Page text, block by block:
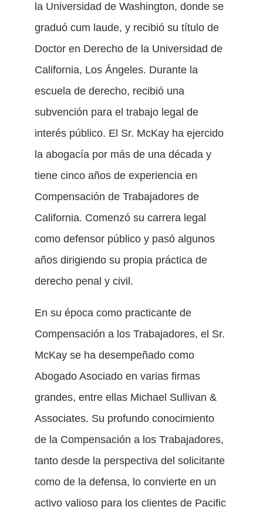
la Universidad de Washington, donde se
graduó cum laude, y recibió su título de
Doctor en Derecho de la Universidad de
California, Los Ángeles. Durante la
escuela de derecho, recibió una
subvención para el trabajo legal de
interés público. El Sr. McKay ha ejercido
la abogacía por más de una década y
tiene cinco años de experiencia en
Compensación de Trabajadores de
California. Comenzó su carrera legal
como defensor público y pasó algunos
años dirigiendo su propia práctica de
derecho penal y civil.
En su época como practicante de
Compensación a los Trabajadores, el Sr.
McKay se ha desempeñado como
Abogado Asociado en varias firmas
grandes, entre ellas Michael Sullivan &
Associates. Su profundo conocimiento
de la Compensación a los Trabajadores,
tanto desde la perspectiva del solicitante
como de la defensa, lo convierte en un
activo valioso para los clientes de Pacific